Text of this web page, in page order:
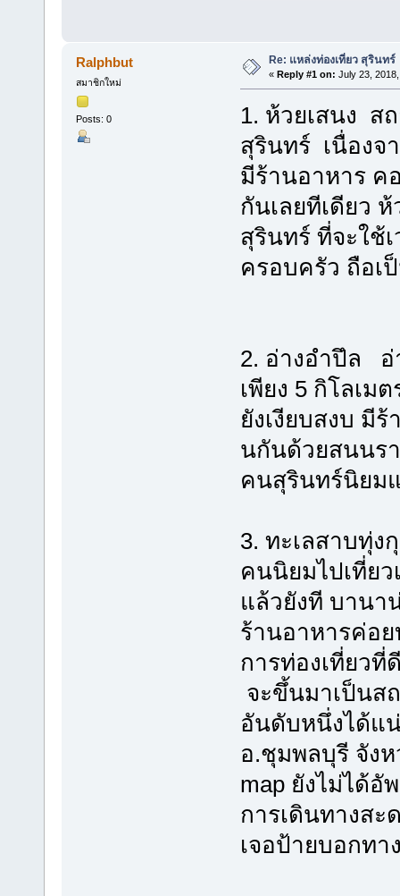
Ralphbut
สมาชิกใหม่
Posts: 0
Re: แหล่งท่องเที่ยว สุรินทร์
« Reply #1 on: July 23,
1. ห้วยเสนง ส
สุรินทร์ เนื่องจ
มีร้านอาหาร ค
กันเลยทีเดียว
สุรินทร์ ที่จะใช้
ครอบครัว ถือ
2. อ่างอำปึล อ่
เพียง 5 กิโลเม
ยังเงียบสงบ มี
นกันด้วยสนนร
คนสุรินทร์นิยม
3. ทะเลสาบทุ่
คนนิยมไปเที่ย
แล้วยังที บานา
ร้านอาหารค่อย
การท่องเที่ยวที่
จะขึ้นมาเป็นส
อันดับหนึ่งได้แ
อ.ชุมพลบุรี จัง
map ยังไม่ได้อั
การเดินทางสะ
เจอป้ายบอกทา